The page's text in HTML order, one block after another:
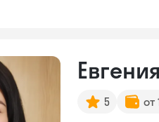
Евгения
5 от